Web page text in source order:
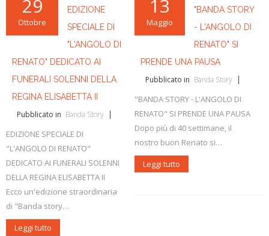
29
Ottobre
EDIZIONE
SPECIALE DI
"L'ANGOLO DI
RENATO" DEDICATO AI
FUNERALI SOLENNI DELLA
REGINA ELISABETTA II
Pubblicato in Banda Story
EDIZIONE SPECIALE DI
"L'ANGOLO DI RENATO"
DEDICATO AI FUNERALI SOLENNI
DELLA REGINA ELISABETTA II
Ecco un'edizione straordinaria
di "Banda story…
Leggi tutto
13
Maggio
"BANDA STORY
- L'ANGOLO DI
RENATO" SI
PRENDE UNA PAUSA
Pubblicato in Banda Story
"BANDA STORY - L'ANGOLO DI
RENATO" SI PRENDE UNA PAUSA
Dopo più di 40 settimane, il
nostro buon Renato si…
Leggi tutto
Legislativa
Brani d'obbligo 2008
Linee guida letteratura bandistica
RISORSE PER I COMPOSITORI
Brani da concorso